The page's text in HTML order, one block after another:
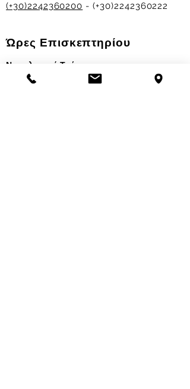
(+30)2242360200 - (+30)2242360222
Ώρες Επισκεπτηρίου
Νοσηλευτικά Τμήματα
Χειμερινό ωράριο: 11.00-13.00
17.30-19.30